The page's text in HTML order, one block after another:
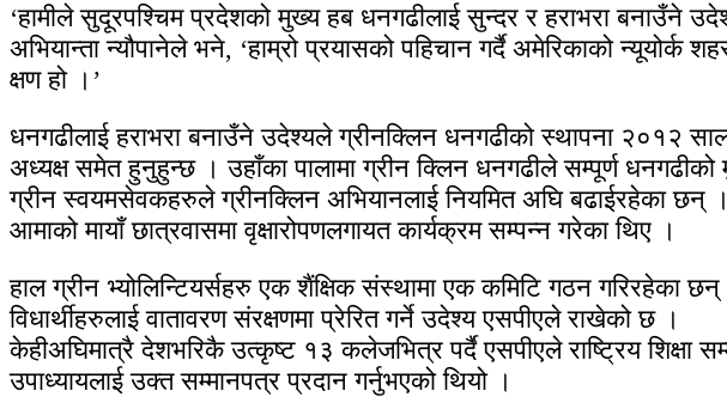
‘हामीले सुदूरपश्चिम प्रदेशको मुख्य हब धनगढीलाई सुन्दर र हराभरा बनाउँने
अभियान्ता न्यौपानेले भने, ‘हाम्रो प्रयासको पहिचान गर्दै अमेरिकाको
क्षण हो ।’
धनगढीलाई हराभरा बनाउँने उदेश्यले ग्रीनक्लिन धनगढीको स्थापना २०१२
अध्यक्ष समेत हुनुहुन्छ । उहाँका पालामा ग्रीन क्लिन धनगढीले सम्पूर्ण
ग्रीन स्वयमसेवकहरुले ग्रीनक्लिन अभियानलाई नियमित अघि बढाईरहेका छन्
आमाको मायाँ छात्रवासमा वृक्षारोपणलगायत कार्यक्रम सम्पन्न गरेका थिए ।
हाल ग्रीन भ्योलिन्टियर्सहरु एक शैंक्षिक संस्थामा एक कमिटि गठन गरिरहेका
विधार्थीहरुलाई वातावरण संरक्षणमा प्रेरित गर्ने उदेश्य एसपीएले राखेको छ ।
केहीअघिमात्रै देशभरिकै उत्कृष्ट १३ कलेजभित्र पर्दै एसपीएले राष्ट्रिय शिक्षा
उपाध्यायलाई उक्त सम्मानपत्र प्रदान गर्नुभएको थियो ।